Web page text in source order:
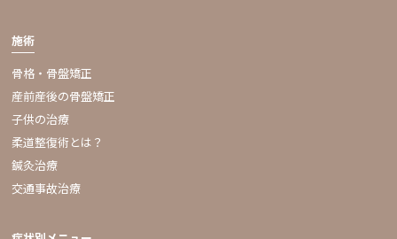
施術
骨格・骨盤矯正
産前産後の骨盤矯正
子供の治療
柔道整復術とは？
鍼灸治療
交通事故治療